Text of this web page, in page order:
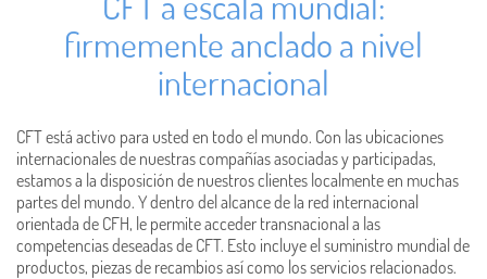
firmemente anclado a nivel
internacional
CFT está activo para usted en todo el mundo. Con las ubicaciones
internacionales de nuestras compañías asociadas y participadas,
estamos a la disposición de nuestros clientes localmente en muchas
partes del mundo. Y dentro del alcance de la red internacional
orientada de CFH, le permite acceder transnacional a las
competencias deseadas de CFT. Esto incluye el suministro mundial de
productos, piezas de recambios así como los servicios relacionados.